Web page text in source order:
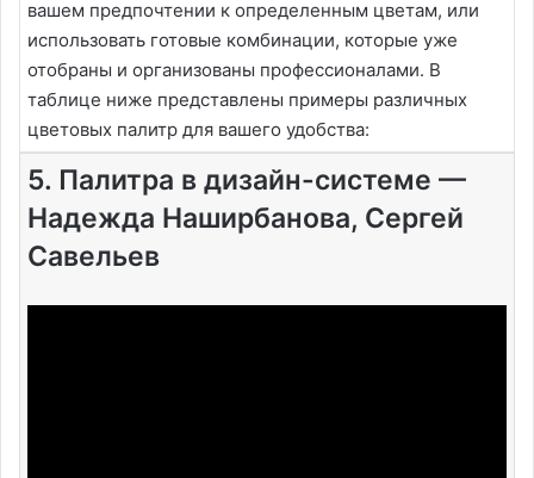
вашем предпочтении к определенным цветам, или
использовать готовые комбинации, которые уже
отобраны и организованы профессионалами. В
таблице ниже представлены примеры различных
цветовых палитр для вашего удобства:
5. Палитра в дизайн-системе —
Надежда Наширбанова, Сергей
Савельев